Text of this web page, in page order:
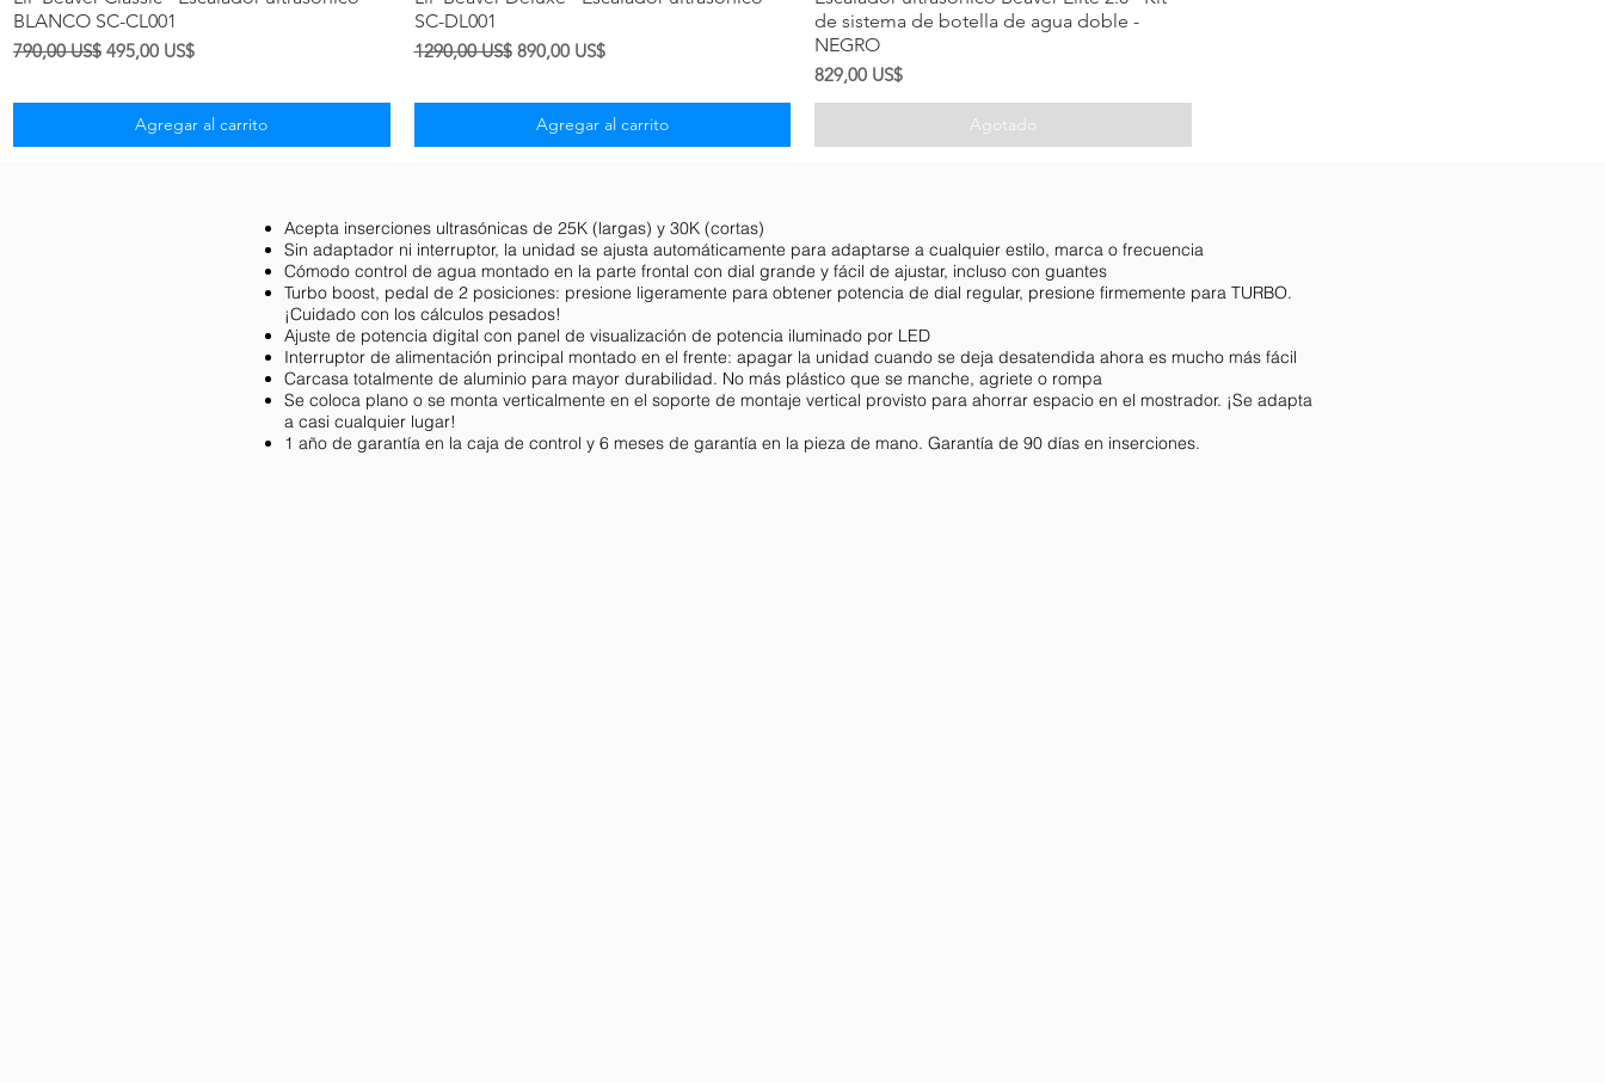
BLANCO SC-CL001
Precio
790,00 US$ Precio de oferta
495,00 US$
Agregar al carrito
SC-DL001
Precio
1290,00 US$ Precio de oferta
890,00 US$
Agregar al carrito
de sistema de botella de agua doble -
NEGRO
Precio
829,00 US$
Agotado
Acepta inserciones ultrasónicas de 25K (largas) y 30K (cortas)
Sin adaptador ni interruptor, la unidad se ajusta automáticamente para adaptarse a cualquier estilo, marca o frecuencia
Cómodo control de agua montado en la parte frontal con dial grande y fácil de ajustar, incluso con guantes
Turbo boost, pedal de 2 posiciones: presione ligeramente para obtener potencia de dial regular, presione firmemente para TURBO.
¡Cuidado con los cálculos pesados!
Ajuste de potencia digital con panel de visualización de potencia iluminado por LED
Interruptor de alimentación principal montado en el frente: apagar la unidad cuando se deja desatendida ahora es mucho más fácil
Carcasa totalmente de aluminio para mayor durabilidad. No más plástico que se manche, agriete o rompa
Se coloca plano o se monta verticalmente en el soporte de montaje vertical provisto para ahorrar espacio en el mostrador. ¡Se adapta
a casi cualquier lugar!
1 año de garantía en la caja de control y 6 meses de garantía en la pieza de mano. Garantía de 90 días en inserciones.